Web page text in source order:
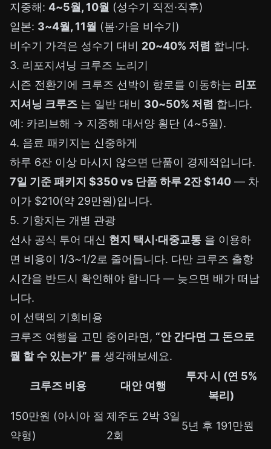
지중해: 4~5월, 10월 (성수기 직전·직후)
일본: 3~4월, 11월 (봄·가을 비수기)
비수기 가격은 성수기 대비 20~40% 저렴 합니다.
3. 리포지셔닝 크루즈 노리기
시즌 전환기에 크루즈 선박이 항로를 이동하는 리포
지셔닝 크루즈 는 일반 대비 30~50% 저렴 합니다.
예: 카리브해 → 지중해 대서양 횡단 (4~5월).
4. 음료 패키지는 신중하게
하루 6잔 이상 마시지 않으면 단품이 경제적입니다.
7일 기준 패키지 $350 vs 단품 하루 2잔 $140 — 차
이가 $210(약 29만원)입니다.
5. 기항지는 개별 관광
선사 공식 투어 대신 현지 택시·대중교통 을 이용하
면 비용이 1/3~1/2로 줄어듭니다. 다만 크루즈 출항
시간을 반드시 확인해야 합니다 — 늦으면 배가 떠납
니다.
이 선택의 기회비용
크루즈 여행을 고민 중이라면, “안 간다면 그 돈으로
뭘 할 수 있는가” 를 생각해보세요.
크루즈 비용 대안 여행
투자 시 (연 5%
복리)
150만원 (아시아 절
약형)
제주도 2박 3일
2회
5년 후 191만원